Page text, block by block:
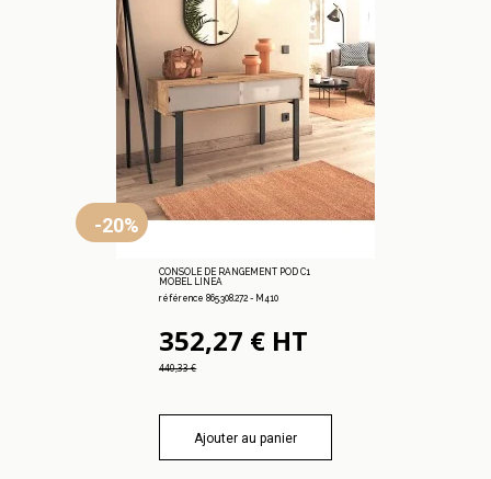
-20%
CONSOLE DE RANGEMENT POD C1
MOBEL LINEA
référence 865.308.272 - M410
352,27 € HT
440,33 €
Ajouter au panier